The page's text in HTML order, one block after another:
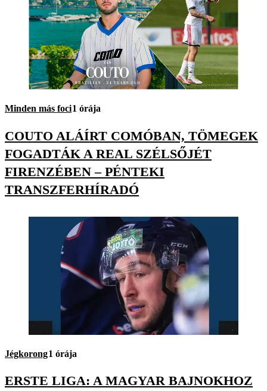
Minden más foci1 órája
COUTO ALÁÍRT COMÓBAN, TÖMEGEK
FOGADTÁK A REAL SZÉLSŐJÉT
FIRENZÉBEN – PÉNTEKI
TRANSZFERHÍRADÓ
Jégkorong1 órája
ERSTE LIGA: A MAGYAR BAJNOKHOZ